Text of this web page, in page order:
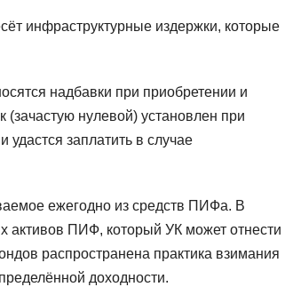
инфраструктурные издержки, которые
надбавки при приобретении и
нулевой) установлен при
заплатить в случае
ежегодно из средств ПИФа. В
активов ПИФ, который УК может отнести
распространена практика взимания
доходности.